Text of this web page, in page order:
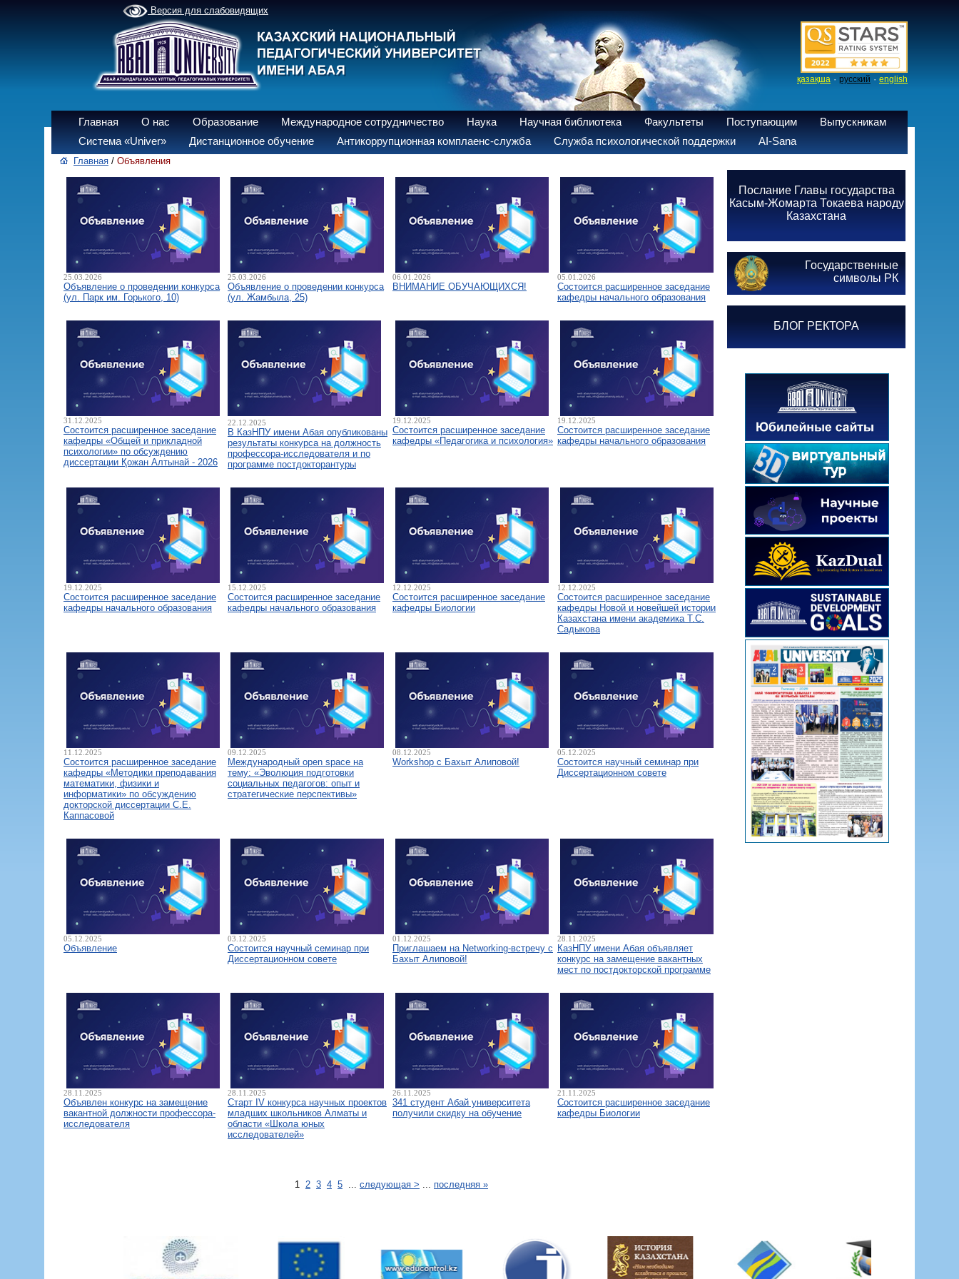
Версия для слабовидящих
қазақша · русский · english
Главная О нас Образование Международное сотрудничество Наука Научная библиотека Факультеты Поступающим
Выпускникам
Система «Univer»
Дистанционное обучение Антикоррупционная комплаенс-служба Служба психологической поддержки AI-Sana
Главная / Объявления
25.03.2026
Объявление о проведении конкурса
(ул. Парк им. Горького, 10)
25.03.2026
Объявление о проведении конкурса
(ул. Жамбыла, 25)
06.01.2026
ВНИМАНИЕ ОБУЧАЮЩИХСЯ!
05.01.2026
Состоится расширенное заседание
кафедры начального образования
31.12.2025
Состоится расширенное заседание
кафедры «Общей и прикладной
психологии» по обсуждению
диссертации Қожан Алтынай - 2026
22.12.2025
В КазНПУ имени Абая опубликованы
результаты конкурса на должность
профессора-исследователя и по
программе постдокторантуры
19.12.2025
Состоится расширенное заседание
кафедры «Педагогика и психология»
19.12.2025
Состоится расширенное заседание
кафедры начального образования
19.12.2025
Состоится расширенное заседание
кафедры начального образования
15.12.2025
Состоится расширенное заседание
кафедры начального образования
12.12.2025
Состоится расширенное заседание
кафедры Биологии
12.12.2025
Состоится расширенное заседание
кафедры Новой и новейшей истории
Казахстана имени академика Т.С.
Садыкова
11.12.2025
Состоится расширенное заседание
кафедры «Методики преподавания
математики, физики и
информатики» по обсуждению
докторской диссертации С.Е.
Каппасовой
09.12.2025
Международный open space на
тему: «Эволюция подготовки
социальных педагогов: опыт и
стратегические перспективы»
08.12.2025
Workshop с Бахыт Алиповой!
05.12.2025
Состоится научный семинар при
Диссертационном совете
05.12.2025
Объявление
03.12.2025
Состоится научный семинар при
Диссертационном совете
01.12.2025
Приглашаем на Networking-встречу с
Бахыт Алиповой!
28.11.2025
КазНПУ имени Абая объявляет
конкурс на замещение вакантных
мест по постдокторской программе
28.11.2025
Объявлен конкурс на замещение
вакантной должности профессора-
исследователя
28.11.2025
Старт IV конкурса научных проектов
младших школьников Алматы и
области «Школа юных
исследователей»
26.11.2025
341 студент Абай университета
получили скидку на обучение
21.11.2025
Состоится расширенное заседание
кафедры Биологии
1 2 3 4 5 ... следующая > ... последняя »
Послание Главы государства
Касым-Жомарта Токаева народу
Казахстана
Государственные
символы РК
БЛОГ РЕКТОРА